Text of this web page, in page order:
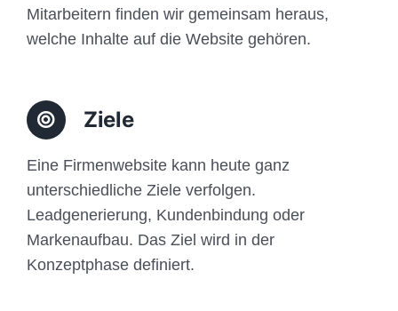
Mitarbeitern finden wir gemeinsam heraus,
welche Inhalte auf die Website gehören.
Ziele
Eine Firmenwebsite kann heute ganz
unterschiedliche Ziele verfolgen.
Leadgenerierung, Kundenbindung oder
Markenaufbau. Das Ziel wird in der
Konzeptphase definiert.